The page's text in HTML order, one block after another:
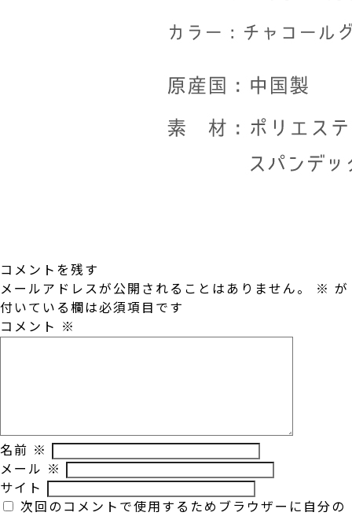
コメントを残す
メールアドレスが公開されることはありません。
※ が
付いている欄は必須項目です
コメント ※
名前 ※
メール ※
サイト
次回のコメントで使用するためブラウザーに自分の